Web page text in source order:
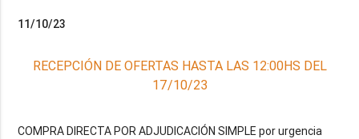
11/10/23
RECEPCIÓN DE OFERTAS HASTA LAS 12:00HS DEL
17/10/23
COMPRA DIRECTA POR ADJUDICACIÓN SIMPLE por urgencia